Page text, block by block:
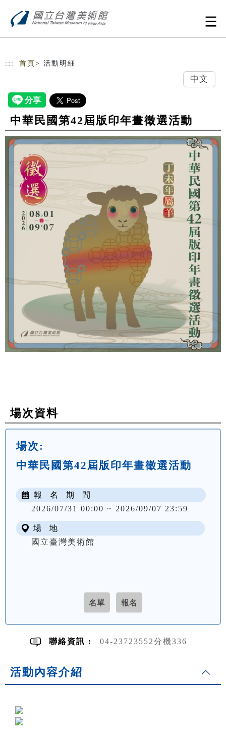
::: 首頁 > 活動明細
中文
中華民國第42屆版印年畫徵選活動
場次資料
場次:
中華民國第42屆版印年畫徵選活動
報 名 期 間
2026/07/31 00:00 ~ 2026/09/07 23:59
場 地
國立臺灣美術館
聯絡資訊 : 04-23723552分機336
活動內容介紹